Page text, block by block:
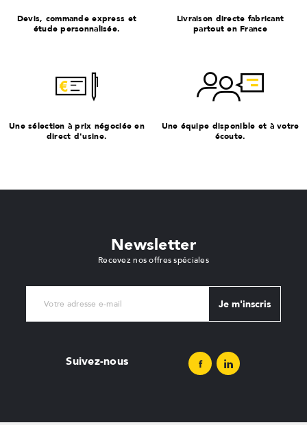
Devis, commande express et
étude personnalisée.
Livraison directe fabricant
partout en France
Une sélection à prix négociée en
direct d'usine.
Une équipe disponible et à votre
écoute.
Newsletter
Recevez nos offres spéciales
Je m'inscris
Suivez-nous